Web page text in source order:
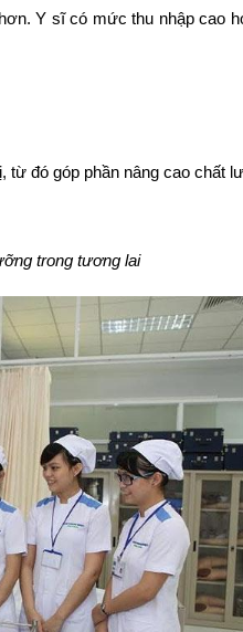
Y sĩ có mức thu nhập cao
đó góp phần nâng cao chất
trong tương lai